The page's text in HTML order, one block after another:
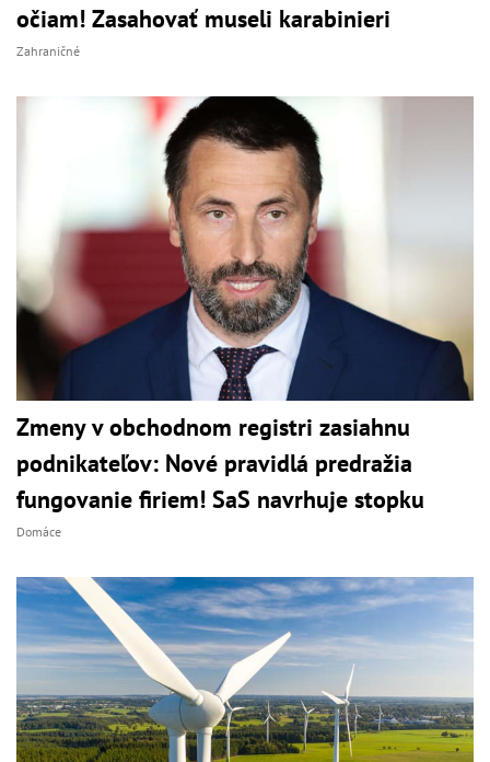
očiam! Zasahovať museli karabinieri
Zahraničné
Zmeny v obchodnom registri zasiahnu
podnikateľov: Nové pravidlá predražia
fungovanie firiem! SaS navrhuje stopku
Domáce